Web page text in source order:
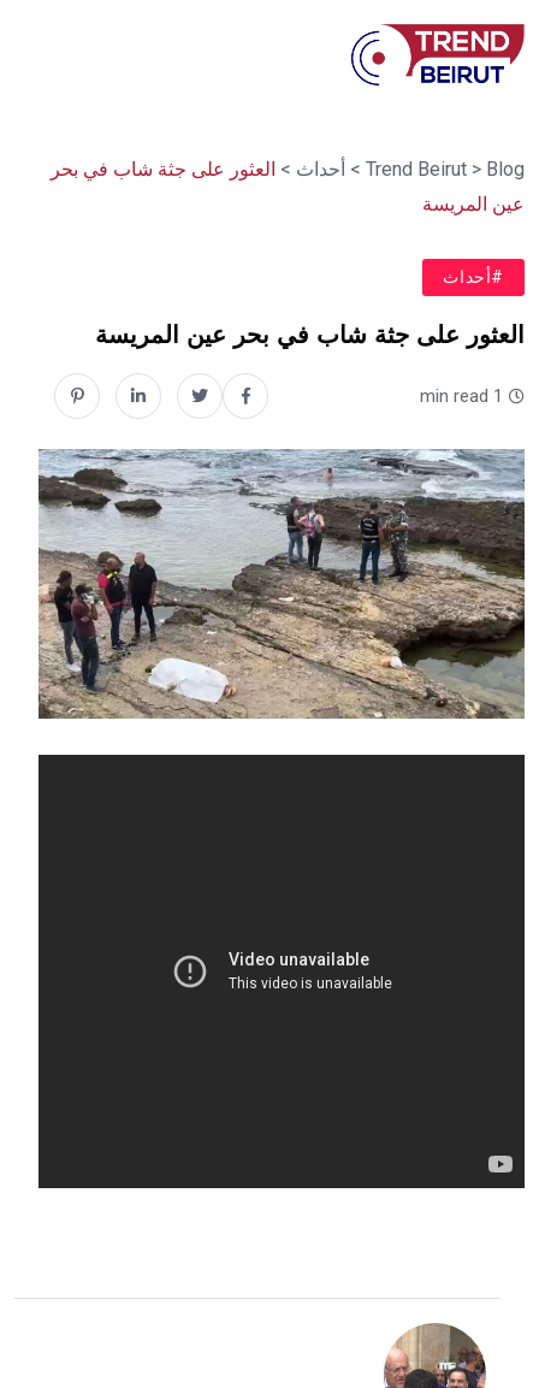
Trend Beirut > Blog
> أحداث > العثور على جثة شاب في بحر
‫عين المريسة‬⁩
#أحداث
العثور على جثة شاب في بحر ‫عين المريسة‬⁩
1 min read